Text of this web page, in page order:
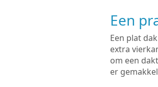
Een
Een plat
extra
om een
er